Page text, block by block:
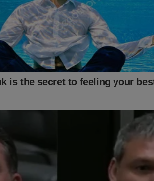
do Sistema de Combustíveis,
investimentos maciços em
de 2016. A previsão era aqui
um legado entre eles a diminuição da
dado errado, mas,
crônico do Rio de Janeiro e
que o crime seja diariamente
do estado tem mantido o
também por meio de concursos